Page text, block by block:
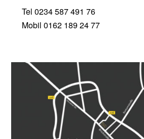
Tel 0234 587 491 76
Mobil 0162 189 24 77